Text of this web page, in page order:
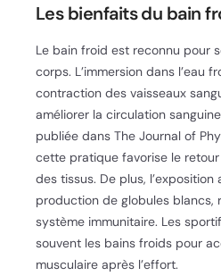
Les bienfaits du bain
Le bain froid est reconnu pour
corps. L’immersion dans l’eau
contraction des vaisseaux
améliorer la circulation
publiée dans The Journal of
cette pratique favorise le retour
des tissus. De plus, l’exposition
production de globules blancs,
système immunitaire. Les
souvent les bains froids pour
musculaire après l’effort.